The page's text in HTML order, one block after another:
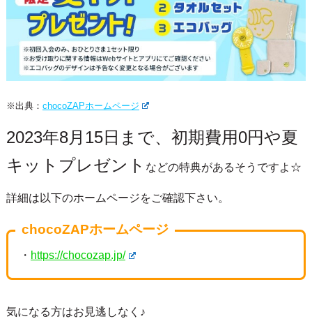
※出典： chocoZAPホームページ
2023年8月15日まで、初期費用0円や夏
キットプレゼント などの特典があるそうですよ☆
詳細は以下のホームページをご確認下さい。
chocoZAPホームページ
・ https://chocozap.jp/
気になる方はお見逃しなく♪